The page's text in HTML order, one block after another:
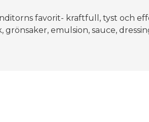
favorit- kraftfull, tyst och
emulsion, sauce,